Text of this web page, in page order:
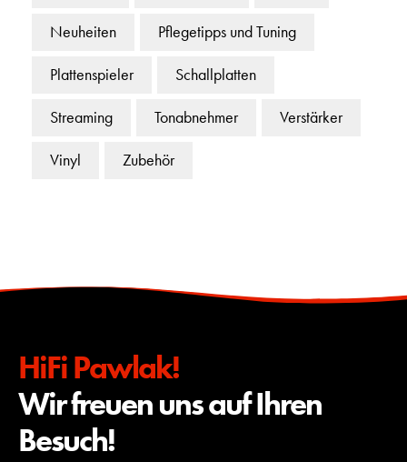
Neuheiten Pflegetipps und Tuning
Plattenspieler Schallplatten
Streaming Tonabnehmer Verstärker
Vinyl Zubehör
HiFi Pawlak!
Wir freuen uns auf Ihren
Besuch!